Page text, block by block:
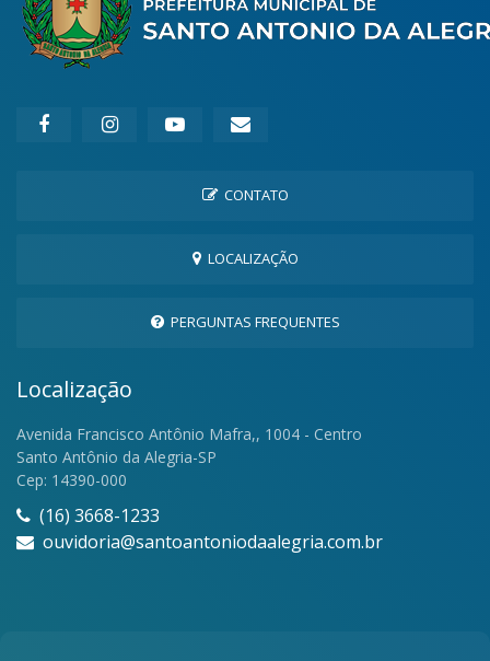
CONTATO
LOCALIZAÇÃO
PERGUNTAS FREQUENTES
Localização
Avenida Francisco Antônio Mafra,, 1004 - Centro
Santo Antônio da Alegria-SP
Cep: 14390-000
(16) 3668-1233
ouvidoria@santoantoniodaalegria.com.br